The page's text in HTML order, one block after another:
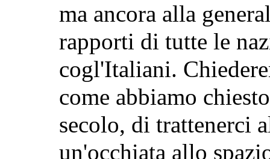
ma ancora alla
rapporti di tutte le
cogl'Italiani.
come abbiamo
secolo, di trattenerci
un'occhiata allo